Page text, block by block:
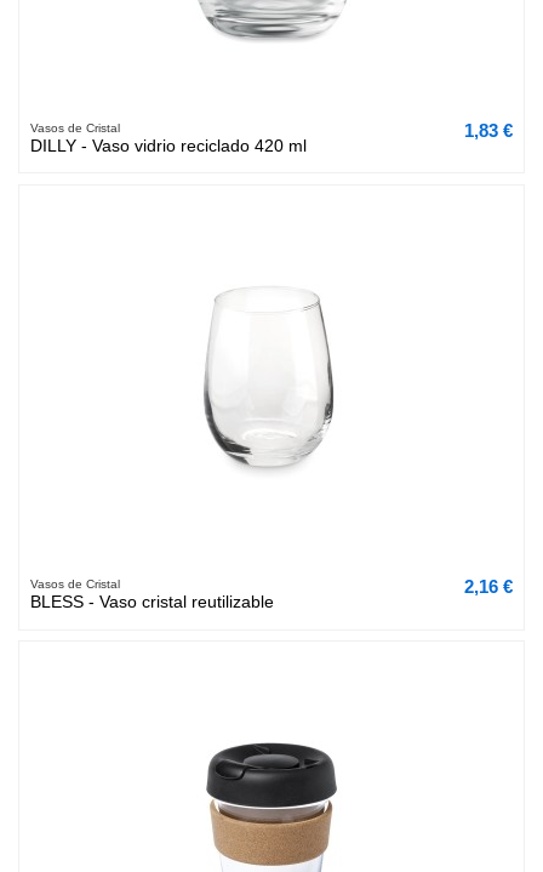
Vasos de Cristal
DILLY - Vaso vidrio reciclado 420 ml
1,83 €
Vasos de Cristal
BLESS - Vaso cristal reutilizable
2,16 €